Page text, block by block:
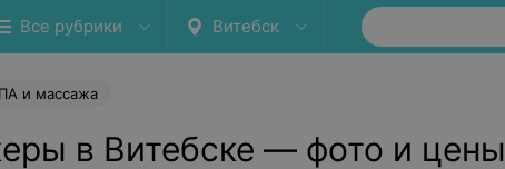
Все рубрики Витебск
и массажа
в Витебске — фото и цены